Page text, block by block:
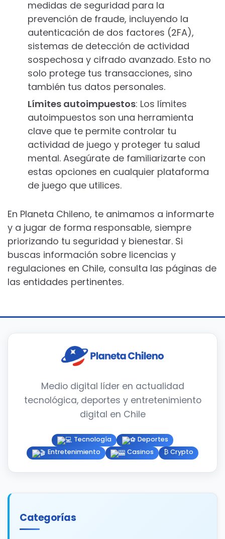
medidas de seguridad para la
prevención de fraude, incluyendo la
autenticación de dos factores (2FA),
sistemas de detección de actividad
sospechosa y cifrado avanzado. Esto no
solo protege tus transacciones, sino
también tus datos personales.
Límites autoimpuestos: Los límites
autoimpuestos son una herramienta
clave que te permite controlar tu
actividad de juego y proteger tu salud
mental. Asegúrate de familiarizarte con
estas opciones en cualquier plataforma
de juego que utilices.
En Planeta Chileno, te animamos a informarte
y a jugar de forma responsable, siempre
priorizando tu seguridad y bienestar. Si
buscas información sobre licencias y
regulaciones en Chile, consulta las páginas de
las entidades pertinentes.
Medio digital líder en actualidad
tecnológica, deportes y entretenimiento
digital en Chile
Tecnología
Deportes
Entretenimiento
Casinos ₿ Crypto
Categorías